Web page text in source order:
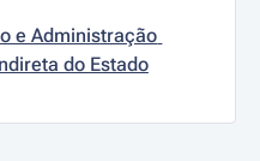
e Administração
do Estado